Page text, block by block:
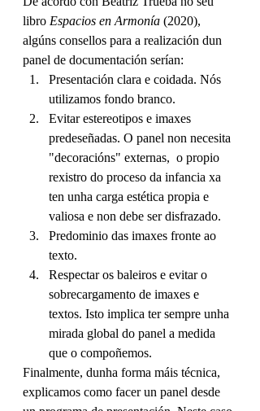
libro Espacios en Armonía (2020),
algúns consellos para a realización dun
panel de documentación serían:
Presentación clara e coidada. Nós
utilizamos fondo branco.
Evitar estereotipos e imaxes
predeseñadas. O panel non necesita
"decoracións" externas,  o propio
rexistro do proceso da infancia xa
ten unha carga estética propia e
valiosa e non debe ser disfrazado.
Predominio das imaxes fronte ao
texto.
Respectar os baleiros e evitar o
sobrecargamento de imaxes e
textos. Isto implica ter sempre unha
mirada global do panel a medida
que o compoñemos.
Finalmente, dunha forma máis técnica,
explicamos como facer un panel desde